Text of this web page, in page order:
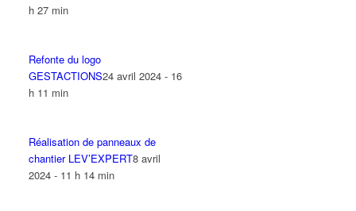
h 27 min
Refonte du logo
GESTACTIONS24 avril 2024 - 16
h 11 min
Réalisation de panneaux de
chantier LEV’EXPERT8 avril
2024 - 11 h 14 min